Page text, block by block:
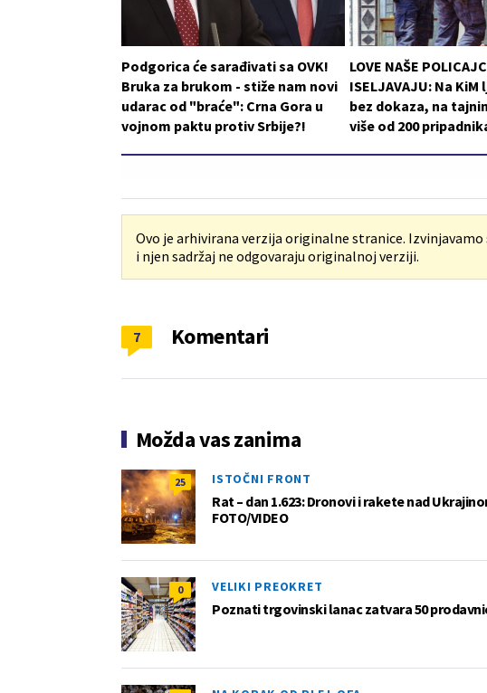
Podgorica će sarađivati sa OVK!
Bruka za brukom - stiže nam novi
udarac od "braće": Crna Gora u
vojnom paktu protiv Srbije?!
LOVE NAŠE
ISELJAVAJU: Na
bez dokaza, na
više od 200
Ovo je arhivirana verzija originalne stranice.
i njen sadržaj ne odgovaraju originalnoj verziji.
Komentari
7
Možda vas zanima
25 ISTOČNI FRONT
Rat – dan 1.623: Dronovi i rakete nad
FOTO/VIDEO
0 VELIKI PREOKRET
Poznati trgovinski lanac zatvara 50